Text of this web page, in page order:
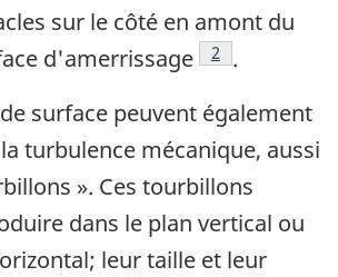
sur le côté en amont du
d'amerrissage
Note de bas de
2
.
surface peuvent également
turbulence mécanique, aussi
». Ces tourbillons
dans le plan vertical ou
leur taille et leur